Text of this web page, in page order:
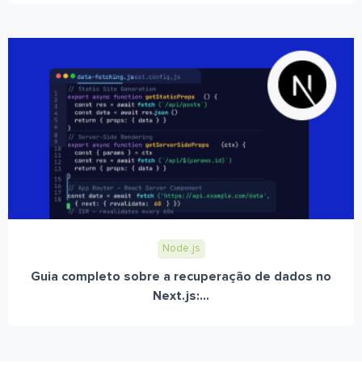
Node.js
Guia completo sobre a recuperação de dados no
Next.js:...